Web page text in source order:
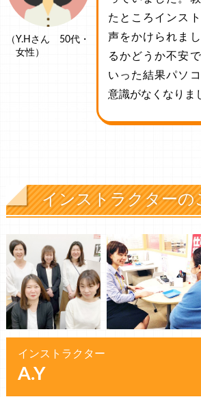
（Y.Hさん 50代・
女性）
たところインス
声をかけられま
るかどうか不安
いった結果パソ
意識がなくなりま
インストラクターの
インストラクター
A.Y